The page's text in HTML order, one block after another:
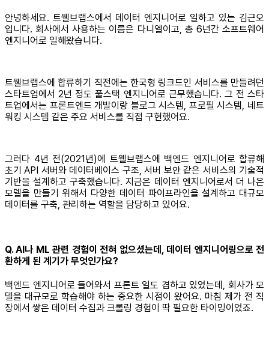
안녕하세요. 트웰브랩스에서 데이터 엔지니어로 일하고 있는 김근오
입니다. 회사에서 사용하는 이름은 다니엘이고, 총 6년간 소프트웨어
엔지니어로 일해왔습니다.
트웰브랩스에 합류하기 직전에는 한국형 링크드인 서비스를 만들려던
스타트업에서 2년 정도 풀스택 엔지니어로 근무했습니다. 그 전 스타
트업에서는 프론트엔드 개발이랑 블로그 시스템, 프로필 시스템, 네트
워킹 시스템 같은 주요 서비스를 직접 구현했어요.
그러다 4년 전(2021년)에 트웰브랩스에 백엔드 엔지니어로 합류해
초기 API 서버와 데이터베이스 구조, 서버 보안 같은 서비스의 기술적
기반을 설계하고 구축했습니다. 지금은 데이터 엔지니어로서 더 나은
모델을 만들기 위해서 다양한 데이터 파이프라인을 설계하고 대규모
데이터를 구축, 관리하는 역할을 담당하고 있어요.
Q. AI나 ML 관련 경험이 전혀 없으셨는데, 데이터 엔지니어링으로 전
환하게 된 계기가 무엇인가요?
백엔드 엔지니어로 들어와서 프론트 일도 겸하고 있었는데, 회사가 모
델을 대규모로 학습해야 하는 중요한 시점이 왔어요. 마침 제가 전 직
장에서 쌓은 데이터 수집과 크롤링 경험이 딱 필요한 타이밍이었죠.